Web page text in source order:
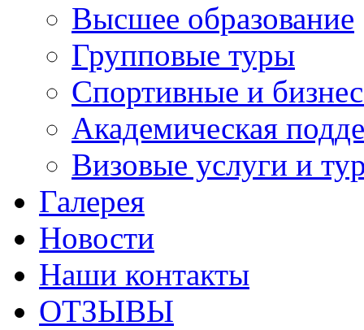
Высшее образование
Групповые туры
Спортивные и
Академическая
Визовые услуги и
Галерея
Новости
Наши контакты
ОТЗЫВЫ